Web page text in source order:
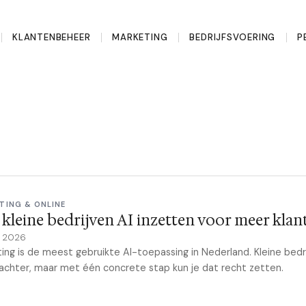
KLANTENBEHEER MARKETING BEDRIJFSVOERING
& ONLINE
bedrijven AI inzetten voor meer
2026
is de meest gebruikte AI-toepassing in Nederland. Kleine
maar met één concrete stap kun je dat recht zetten.